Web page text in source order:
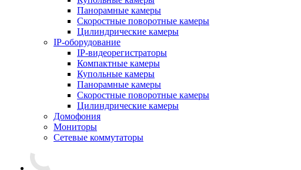
Панорамные камеры
Скоростные поворотные камеры
Цилиндрические камеры
IP-оборудование
IP-видеорегистраторы
Компактные камеры
Купольные камеры
Панорамные камеры
Скоростные поворотные камеры
Цилиндрические камеры
Домофония
Мониторы
Сетевые коммутаторы